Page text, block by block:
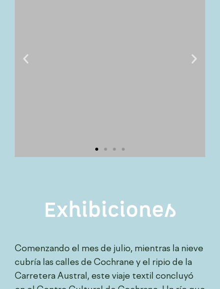
Exhibiciones
Comenzando el mes de julio, mientras la nieve
cubría las calles de Cochrane y el ripio de la
Carretera Austral, este viaje textil concluyó